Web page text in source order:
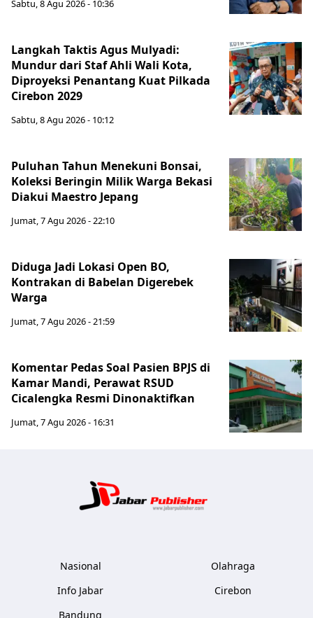
Sabtu, 8 Agu 2026 - 10:36
Langkah Taktis Agus Mulyadi:
Mundur dari Staf Ahli Wali Kota,
Diproyeksi Penantang Kuat Pilkada
Cirebon 2029
Sabtu, 8 Agu 2026 - 10:12
Puluhan Tahun Menekuni Bonsai,
Koleksi Beringin Milik Warga Bekasi
Diakui Maestro Jepang
Jumat, 7 Agu 2026 - 22:10
Diduga Jadi Lokasi Open BO,
Kontrakan di Babelan Digerebek
Warga
Jumat, 7 Agu 2026 - 21:59
Komentar Pedas Soal Pasien BPJS di
Kamar Mandi, Perawat RSUD
Cicalengka Resmi Dinonaktifkan
Jumat, 7 Agu 2026 - 16:31
Nasional
Info Jabar
Bandung
Olahraga
Cirebon